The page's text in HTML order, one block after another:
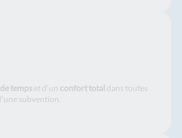
temps et d’un confort total dans toutes
subvention.